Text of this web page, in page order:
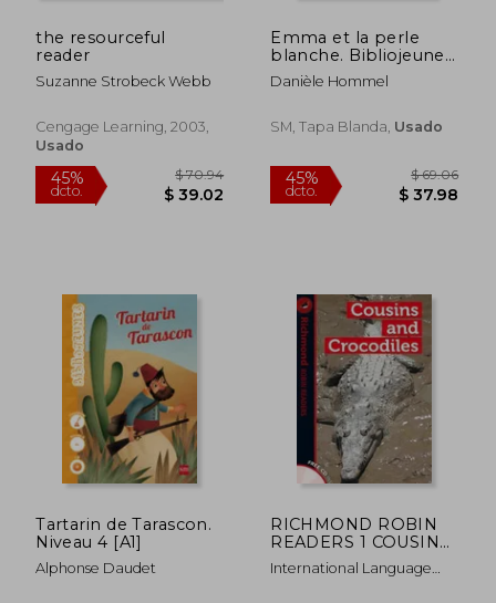
40%
dcto.
$ 38.89 40%
dcto.
the resourceful
reader
Suzanne Strobeck Webb
Cengage Learning, 2003,
Usado
Emma et la perle
blanche. Bibliojeunes.
Niveau B1
Danièle Hommel
SM, Tapa Blanda, Usado
Tartarin de Tarascon.
Niveau 4 [A1]
Alphonse Daudet
RICHMOND ROBIN
READERS 1 COUSINS
AND
CROCODILES+CD
International Language